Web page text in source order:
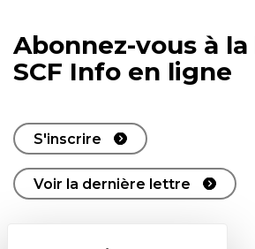
Abonnez-vous à
SCF Info en ligne
S'inscrire
Voir la dernière lettre